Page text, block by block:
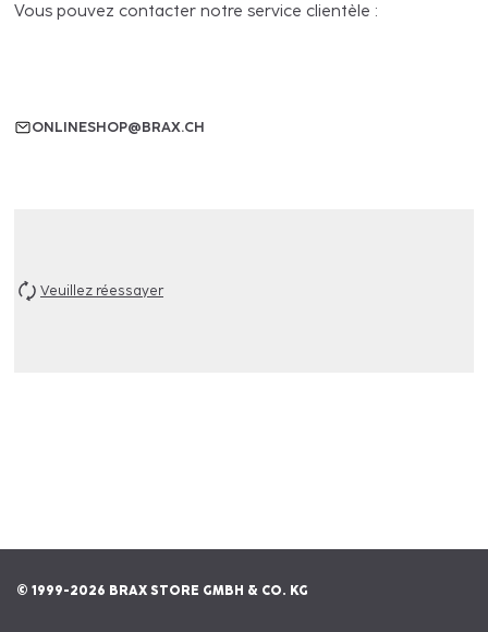
Vous pouvez contacter notre service clientèle :
ONLINESHOP@BRAX.CH
Veuillez réessayer
© 1999-2026 BRAX STORE GMBH & CO. KG